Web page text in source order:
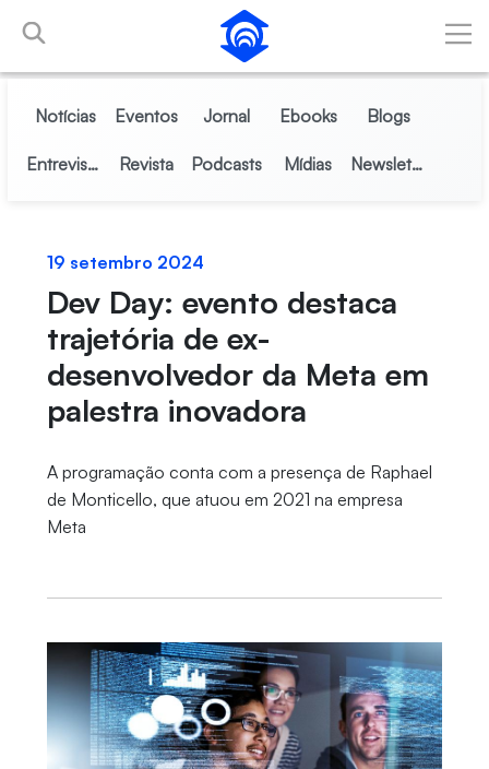
Pular para o Conteúdo principal
Notícias Eventos Jornal Ebooks Blogs
Entrevistas Revista Podcasts Mídias Newsletter
19 setembro 2024
Dev Day: evento destaca
trajetória de ex-
desenvolvedor da Meta em
palestra inovadora
A programação conta com a presença de Raphael
de Monticello, que atuou em 2021 na empresa
Meta